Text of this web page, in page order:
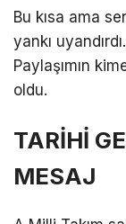
Bu kısa ama
yankı uyandırdı.
Paylaşımın
oldu.
TARİHİ
MESAJ